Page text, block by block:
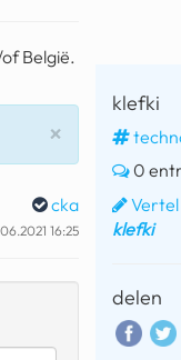
België.
×Sluiten
cka
16:25
klefki
0
klefki
delen